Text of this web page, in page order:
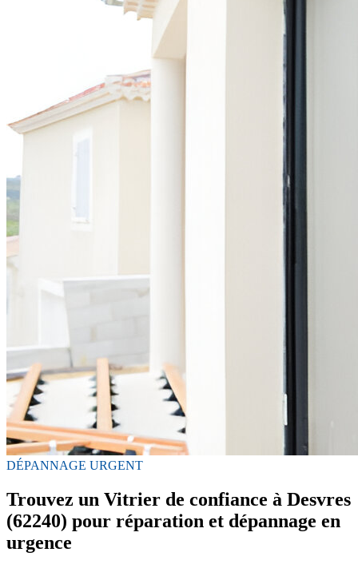
DÉPANNAGE URGENT
Trouvez un Vitrier de confiance à Desvres
(62240) pour réparation et dépannage en
urgence